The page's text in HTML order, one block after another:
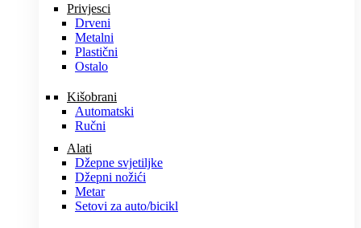
Privjesci
Drveni
Metalni
Plastični
Ostalo
Kišobrani
Automatski
Ručni
Alati
Džepne svjetiljke
Džepni nožići
Metar
Setovi za auto/bicikl